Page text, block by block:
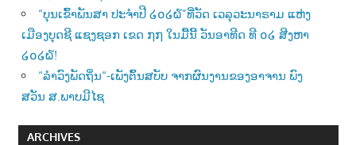
“ບຸນເຂົ້າພັນສາ ປະຈຳປີ ໒໐໒໖”ທີ່ວັດ ເວລຸວະນາຣາມ ແຫ່ງ
ເມືອງບຸດຊີ ແຊງຊອກ ເຂດ ໗໗ ໃນມື້ນີ້ ວັນອາທີດ ທີ ໐໒ ສີງຫາ
໒໐໒໖!
“ລຳວົງພັດຖິ່ນ“-ເພັງຕົ້ນສບັບ ຈາກຜົນງານຂອງອາຈານ ພົງ
ສວັນ ສ.ພາບມີໄຊ
ARCHIVES